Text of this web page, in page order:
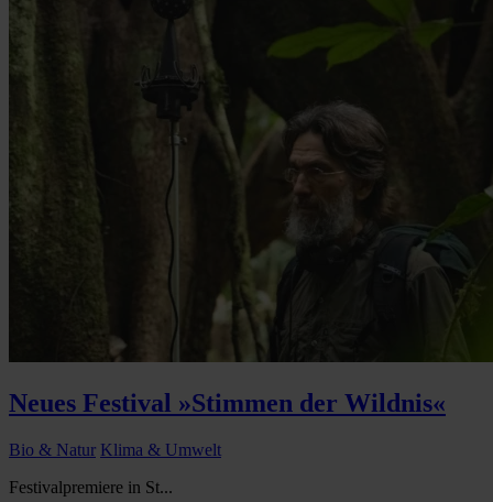
Neues Festival »Stimmen der Wildnis«
Bio & Natur Klima & Umwelt
Festivalpremiere in St...